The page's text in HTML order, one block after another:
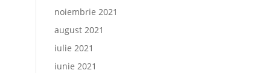
noiembrie 2021
august 2021
iulie 2021
iunie 2021